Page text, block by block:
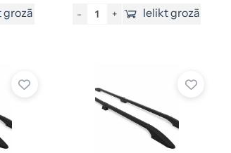
grozā - + Ielikt grozā